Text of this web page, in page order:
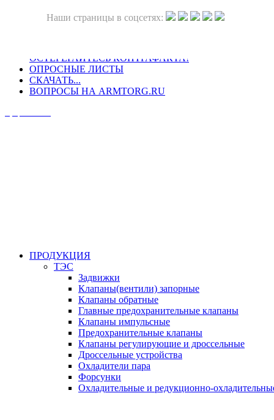
ОСТЕРЕГАЙТЕСЬ КОНТРАФАКТА!
ОПРОСНЫЕ ЛИСТЫ
СКАЧАТЬ...
ВОПРОСЫ НА ARMTORG.RU
ПРОДУКЦИЯ
ТЭС
Задвижки
Клапаны(вентили) запорные
Клапаны обратные
Главные предохранительные клапаны
Клапаны импульсные
Предохранительные клапаны
Клапаны регулирующие и дроссельные
Дроссельные устройства
Охладители пара
Форсунки
Охладительные и редукционно-
Наши страницы в соцсетях: